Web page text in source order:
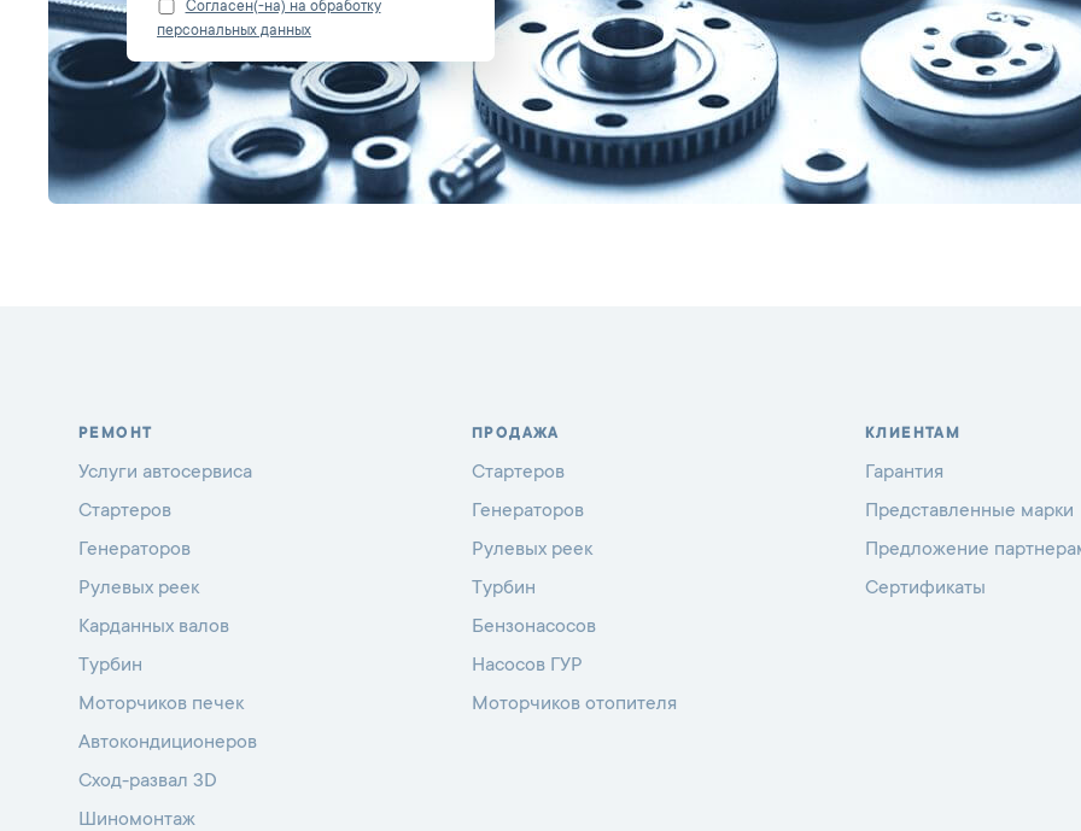
Cогласен(-на) на обработку
персональных данных
РЕМОНТ
Услуги автосервиса
Стартеров
Генераторов
Рулевых реек
Карданных валов
Турбин
Моторчиков печек
Автокондиционеров
Сход-развал 3D
Шиномонтаж
ПРОДАЖА
Стартеров
Генераторов
Рулевых реек
Турбин
Бензонасосов
Насосов ГУР
Моторчиков отопителя
КЛИЕНТАМ
Гарантия
Представленные марки
Предложение
Сертификаты